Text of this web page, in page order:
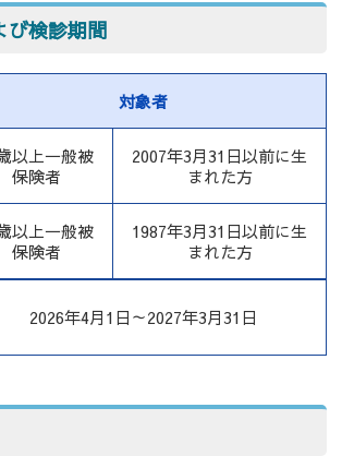
び検診期間
対象者
以上一般被
保険者
2007年3月31日以前に生
まれた方
以上一般被
保険者
1987年3月31日以前に生
まれた方
2026年4月1日～2027年3月31日